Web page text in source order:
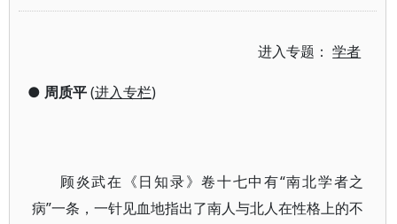
进入专题：学者
● 周质平(进入专栏)
顾炎武在《日知录》卷十七中有“南北学者之
病”一条，一针见血地指出了南人与北人在性格上的不